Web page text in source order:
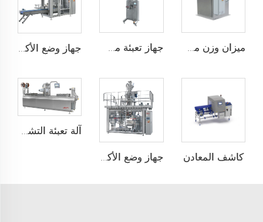
ميزان وزن من نوع الشبكة جهاز تعبئة مساحيق عمودي جهاز وضع الأكياس تلقائيًا JCN-G1-1A
كاشف المعادن جهاز وضع الأكياس تلقائيًا بسرعة عالية JCN-G1-2G-2
آلة تعبئة التشكيل الحراري